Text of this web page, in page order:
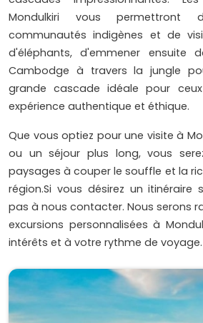
Mondulkiri vous permettront
communautés indigènes et de
d'éléphants, d'emmener ensuite
Cambodge à travers la jungle
grande cascade idéale pour
expérience authentique et éthique.
Que vous optiez pour une visite à
ou un séjour plus long, vous
paysages à couper le souffle et la
région.Si vous désirez un itinéraire
pas à nous contacter. Nous serons
excursions personnalisées à
intérêts et à votre rythme de voyage.